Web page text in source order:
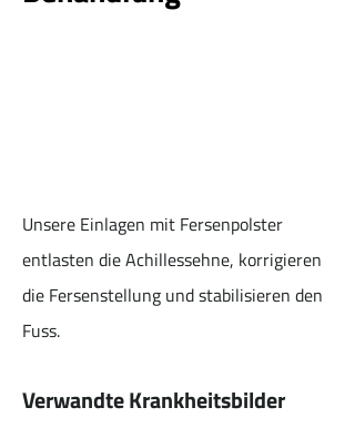
Unsere Einlagen mit Fersenpolster
entlasten die Achillessehne, korrigieren
die Fersenstellung und stabilisieren den
Fuss.
Verwandte Krankheitsbilder